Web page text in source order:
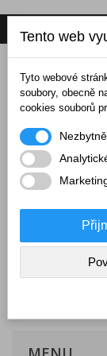
Tento web
Tyto webové
soubory, obecně
cookies souborů